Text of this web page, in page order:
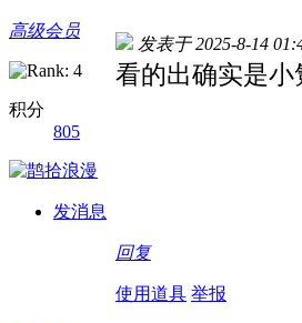
高级会员
积分
805
发消息
发表于 2025-8-14
看的出确实是
回复
使用道具 举报